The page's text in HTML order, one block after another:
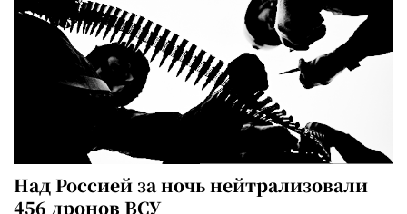
Над Россией за ночь нейтрализовали
456 дронов ВСУ